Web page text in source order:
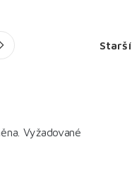
Starší
Vyžadované